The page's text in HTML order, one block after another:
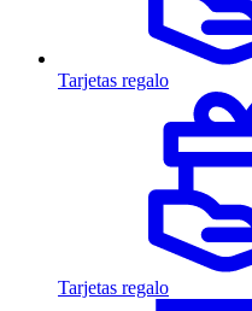
Tarjetas regalo
Tarjetas regalo